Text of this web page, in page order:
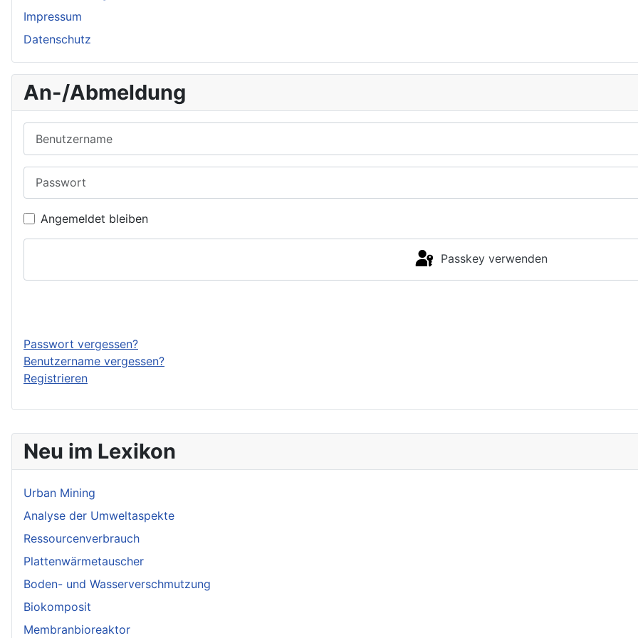
Neu im Lexikon
Urban Mining
Analyse der Umweltaspekte
Ressourcenverbrauch
Plattenwärmetauscher
Boden- und Wasserverschmutzung
Biokomposit
Membranbioreaktor
Impressum
Datenschutz
An-/Abmeldung
Angemeldet bleiben
Passkey verwenden
Passwort vergessen?
Benutzername vergessen?
Registrieren